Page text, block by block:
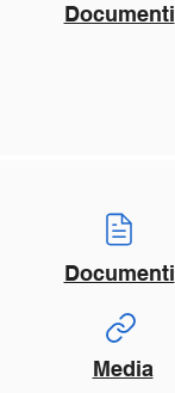
Documenti
Documenti
Media